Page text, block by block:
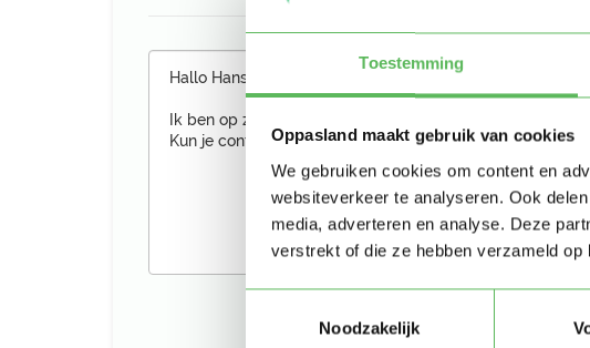
Toestemming
Oppasland maakt gebruik van cookies
We gebruiken cookies om content en
websiteverkeer te analyseren. Ook
media, adverteren en analyse. Deze
verstrekt of die ze hebben verzameld
Noodzakelijk